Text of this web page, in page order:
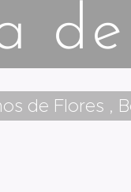
de Flores ,